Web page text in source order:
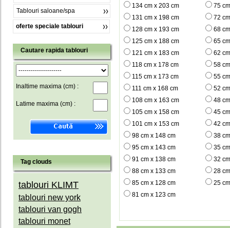
Tablouri saloane/spa
oferte speciale tablouri
Cautare rapida tablouri
Inaltime maxima (cm) :
Latime maxima (cm) :
Tag clouds
tablouri KLIMT
tablouri new york
tablouri van gogh
tablouri monet
134 cm x 203 cm
75
131 cm x 198 cm
72
128 cm x 193 cm
68
125 cm x 188 cm
65
121 cm x 183 cm
62
118 cm x 178 cm
58
115 cm x 173 cm
55
111 cm x 168 cm
52
108 cm x 163 cm
48
105 cm x 158 cm
45
101 cm x 153 cm
42
98 cm x 148 cm
38
95 cm x 143 cm
35
91 cm x 138 cm
32
88 cm x 133 cm
28
85 cm x 128 cm
25
81 cm x 123 cm